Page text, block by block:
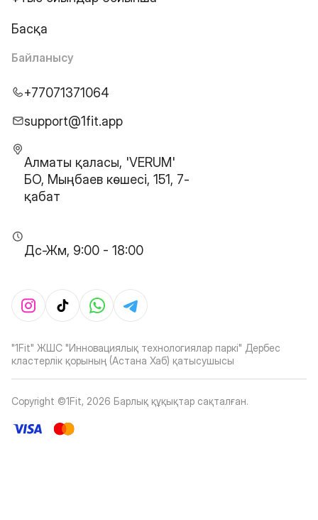
Басқа
Байланысу
+77071371064
support@1fit.app
Алматы қаласы, 'VERUM'
БО, Мыңбаев көшесі, 151, 7-
қабат
Дс-Жм, 9:00 - 18:00
"1Fit" ЖШС "Инновациялық технологиялар паркі" Дербес
кластерлік қорының (Астана Хаб) қатысушысы
Copyright ©1Fit, 2026 Барлық құқықтар сақталған.